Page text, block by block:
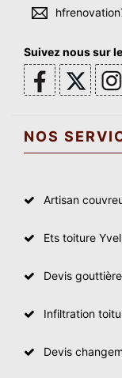
Suivez nous sur
NOS
Artisan
Ets toiture
Devis
Infiltration
Devis